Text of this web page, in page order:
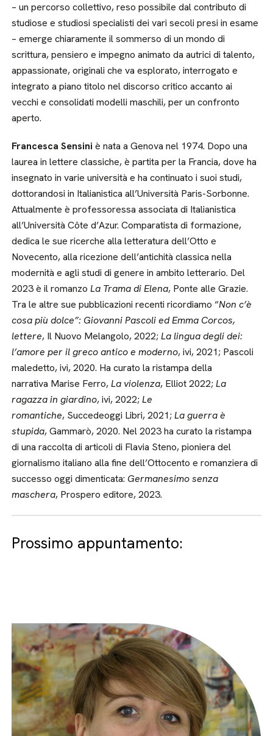
– un percorso collettivo, reso possibile dal contributo di
studiose e studiosi specialisti dei vari secoli presi in esame
– emerge chiaramente il sommerso di un mondo di
scrittura, pensiero e impegno animato da autrici di talento,
appassionate, originali che va esplorato, interrogato e
integrato a piano titolo nel discorso critico accanto ai
vecchi e consolidati modelli maschili, per un confronto
aperto.
Francesca Sensini è nata a Genova nel 1974. Dopo una
laurea in lettere classiche, è partita per la Francia, dove ha
insegnato in varie università e ha continuato i suoi studi,
dottorandosi in Italianistica all’Università Paris-Sorbonne.
Attualmente è professoressa associata di Italianistica
all’Università Côte d’Azur. Comparatista di formazione,
dedica le sue ricerche alla letteratura dell’Otto e
Novecento, alla ricezione dell’antichità classica nella
modernità e agli studi di genere in ambito letterario. Del
2023 è il romanzoLa Trama di Elena, Ponte alle Grazie.
Tra le altre sue pubblicazioni recenti ricordiamo “Non c’è
cosa più dolce”: Giovanni Pascoli ed Emma Corcos,
lettere, Il Nuovo Melangolo, 2022;La lingua degli dei:
l’amore per il greco antico e moderno, ivi, 2021; Pascoli
maledetto, ivi, 2020. Ha curato la ristampa della
narrativa Marise Ferro,La violenza, Elliot 2022;La
ragazza in giardino, ivi, 2022;Le
romantiche, Succedeoggi Libri, 2021;La guerra è
stupida, Gammarò, 2020. Nel 2023 ha curato la ristampa
di una raccolta di articoli di Flavia Steno, pioniera del
giornalismo italiano alla fine dell’Ottocento e romanziera di
successo oggi dimenticata: Germanesimo senza
maschera, Prospero editore, 2023.
Prossimo appuntamento: